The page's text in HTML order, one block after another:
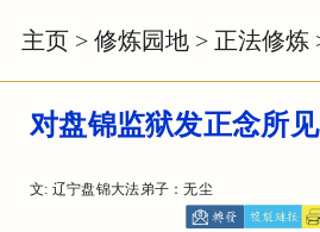
主页 > 修炼园地 > 正法修炼
对盘锦监狱发正念所见
文: 辽宁盘锦大法弟子：无尘